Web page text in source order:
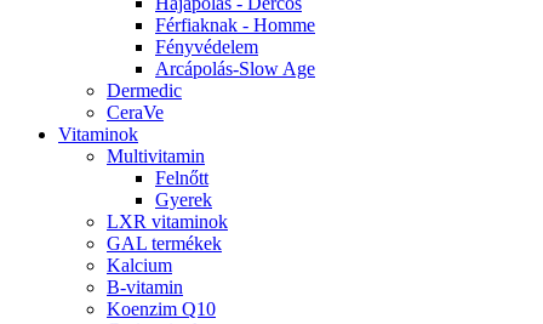
Férfiaknak - Homme
Fényvédelem
Arcápolás-Slow Age
Dermedic
CeraVe
Vitaminok
Multivitamin
Felnőtt
Gyerek
LXR vitaminok
GAL termékek
Kalcium
B-vitamin
Koenzim Q10